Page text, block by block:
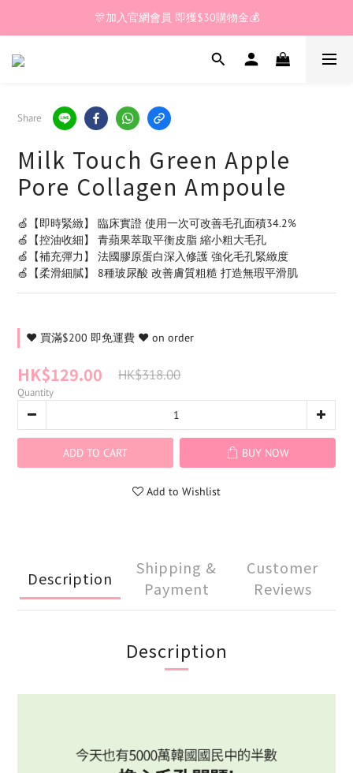
🎊加入官網會員 即獲$30購物金💰
🎊加入官網會員 即獲$30購物金💰
全館滿 $200🚚享免運優惠
Share
Milk Touch Green Apple
Pore Collagen Ampoule
🍏【即時緊緻】 臨床實證 使用一次可改善毛孔面積34.2%
🍏【控油收細】 青蘋果萃取平衡皮脂 縮小粗大毛孔
🍏【補充彈力】 法國膠原蛋白深入修護 強化毛孔緊緻度
🍏【柔滑細膩】 8種玻尿酸 改善膚質粗糙 打造無瑕平滑肌
❤️ 買滿$200 即免運費 ❤️ on order
HK$129.00 HK$318.00
Quantity
ADD TO CART BUY NOW
Add to Wishlist
Description
Shipping &
Payment
Customer
Reviews
Description